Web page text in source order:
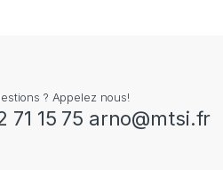
? Appelez nous!
71 15 75 arno@mtsi.fr